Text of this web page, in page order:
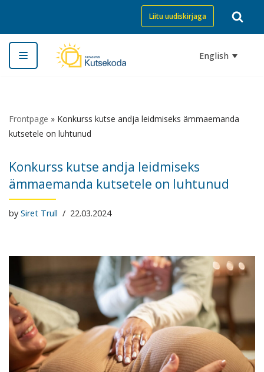
Skip
to
content
Liitu uudiskirjaga
English
Frontpage » Konkurss kutse andja leidmiseks ämmaemanda
kutsetele on luhtunud
Konkurss kutse andja leidmiseks
ämmaemanda kutsetele on luhtunud
by Siret Trull 22.03.2024